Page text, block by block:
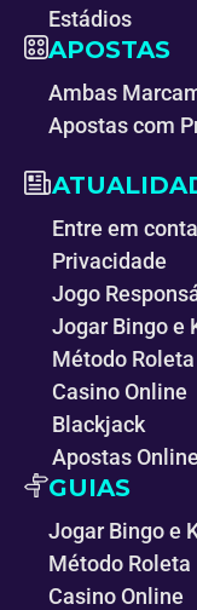
Estádios
APOSTAS
Ambas
Apostas com
Entre em
Privacidade
Jogo
Jogar Bingo e
Método Roleta
Casino Online
Blackjack
Apostas Online
GUIAS
Jogar Bingo e
Método Roleta
Casino Online